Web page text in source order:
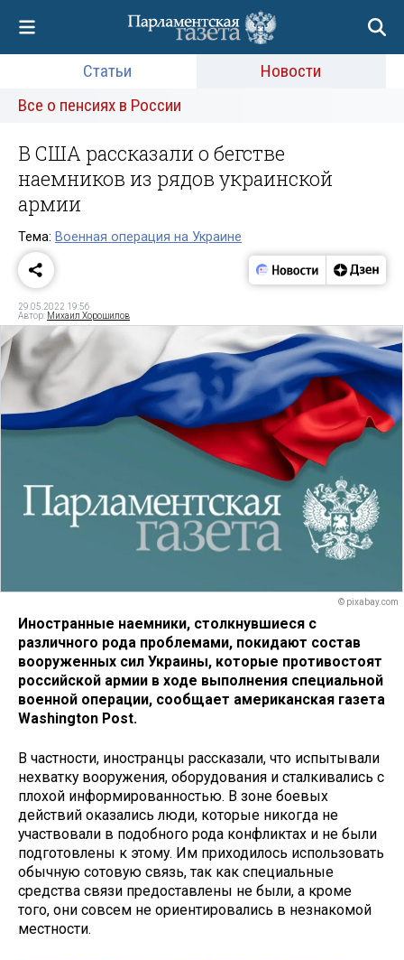
Статьи
Новости
Все о пенсиях в России
В США рассказали о бегстве
наемников из рядов украинской
армии
Тема: Военная операция на Украине
29.05.2022 19:56
Автор: Михаил Хорошилов
© pixabay.com
Иностранные наемники, столкнувшиеся с
различного рода проблемами, покидают состав
вооруженных сил Украины, которые противостоят
российской армии в ходе выполнения специальной
военной операции, сообщает американская газета
Washington Post.
В частности, иностранцы рассказали, что испытывали
нехватку вооружения, оборудования и сталкивались с
плохой информированностью. В зоне боевых
действий оказались люди, которые никогда не
участвовали в подобного рода конфликтах и не были
подготовлены к этому. Им приходилось использовать
обычную сотовую связь, так как специальные
средства связи предоставлены не были, а кроме
того, они совсем не ориентировались в незнакомой
местности.